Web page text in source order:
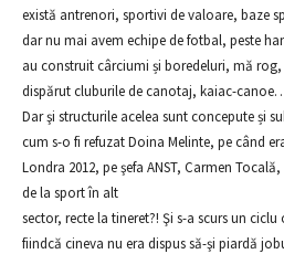
există antrenori, sportivi de valoare, baze
dar nu mai avem echipe de fotbal, peste
au construit cârciumi și boredeluri, mă
dispărut cluburile de canotaj, kaiac-
Dar şi structurile acelea sunt concepute și
cum s-o fi refuzat Doina Melinte, pe când
Londra 2012, pe şefa ANST, Carmen
de la sport în alt
sector, recte la tineret?! Şi s-a scurs un
fiindcă cineva nu era dispus să-şi piardă